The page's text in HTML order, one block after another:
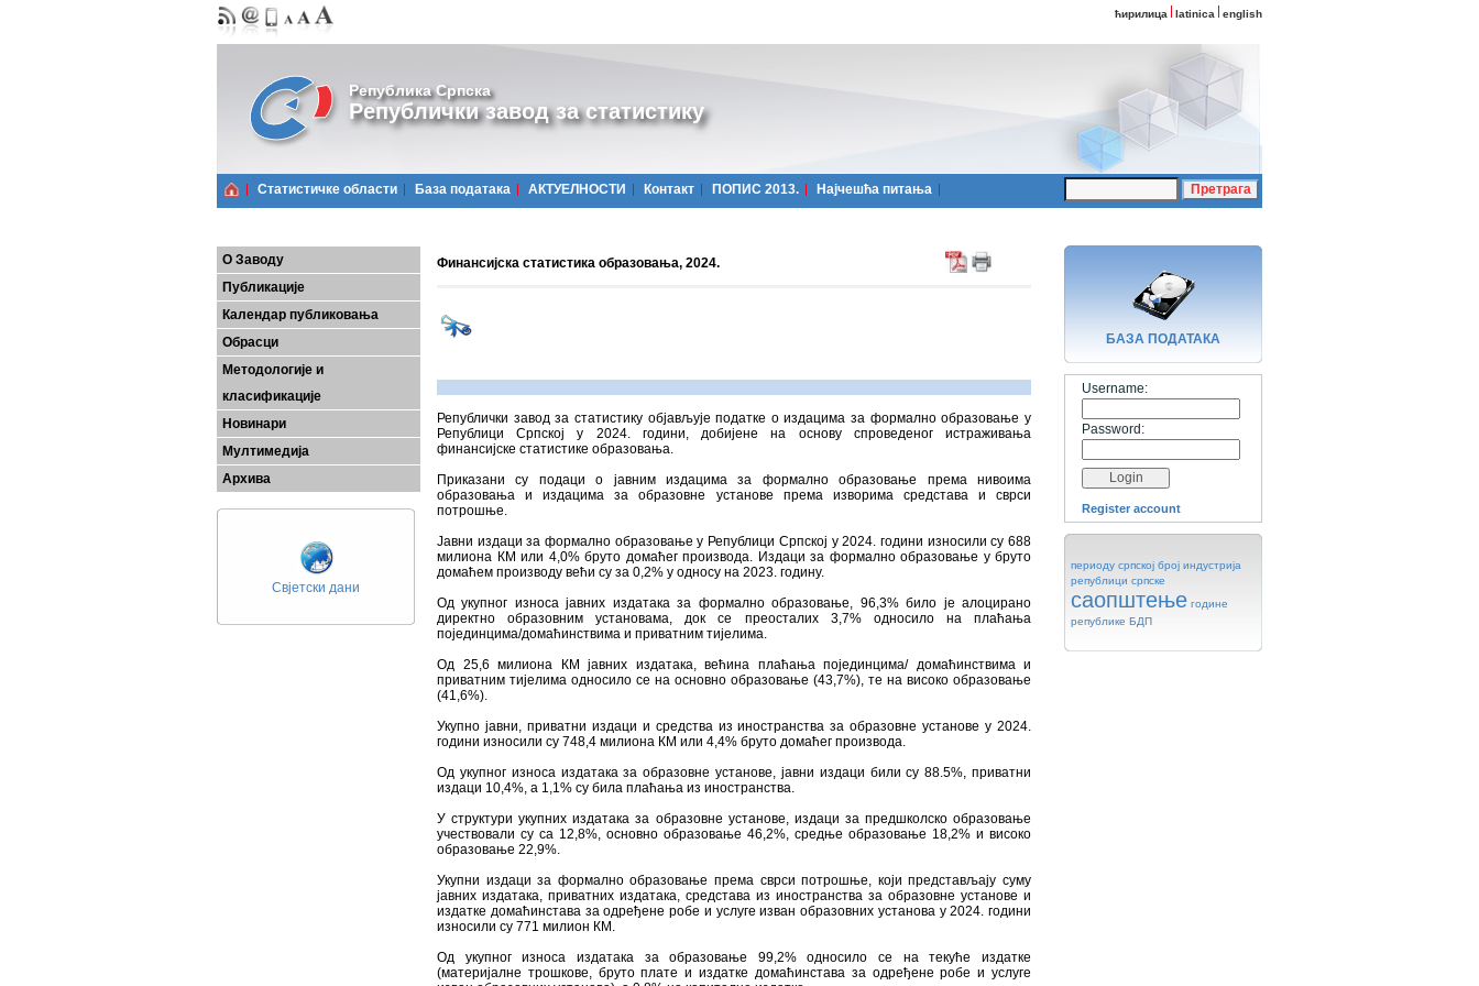
ћирилица latinica english
Република Српска
Републички завод за статистику
Статистичке области Базa података АКТУЕЛНОСТИ Контакт ПОПИС 2013. Најчешћa питања
О Заводу
Публикације
Календар публиковања
Обрасци
Методологије и
класификације
Новинари
Мултимедија
Архива
Свјетски дани
Финансијска статистика образовања, 2024.
Републички завод за статистику објављује податке о издацима за формално образовање у
Републици Српској у 2024. години, добијене на основу спроведеног истраживања
финансијске статистике образовања.
Приказани су подаци о јавним издацима за формално образовање према нивоима
образовања и издацима за образовне установе према изворима средстава и сврси
потрошње.
Јавни издаци за формално образовање у Републици Српској у 2024. години износили су 688
милиона КМ или 4,0% бруто домаћег производа. Издаци за формално образовање у бруто
домаћем производу већи су за 0,2% у односу на 2023. годину.
Од укупног износа јавних издатака за формално образовање, 96,3% било је алоцирано
директно образовним установама, док се преосталих 3,7% oдносило на плаћања
појединцима/домаћинствима и привaтним тијелима.
Од 25,6 милиона КМ јавних издатака, већина плаћања појединцима/ домаћинствима и
приватним тијелима односило се на основно образовање (43,7%), те на високо образовање
(41,6%).
Укупно јавни, приватни издаци и средства из иностранства за образовне установе у 2024.
години износили су 748,4 милиона КМ или 4,4% бруто домаћег производа.
Од укупног износа издатака за образовне установе, јавни издаци били су 88.5%, приватни
издаци 10,4%, а 1,1% су била плаћања из иностранства.
У структури укупних издатака за образовне установе, издаци за предшколско образовање
учествовали су са 12,8%, основно образовањe 46,2%, средње образовање 18,2% и високо
образовање 22,9%.
Укупни издаци за формално образовање према сврси потрошње, који представљају суму
јавних издатака, приватних издатака, средстава из иностранства за образовне установе и
издатке домаћинстава за одређене робе и услуге изван образовних установа у 2024. години
износили су 771 милион КМ.
Од укупног износа издатака за образовање 99,2% односило се на текуће издатке
(материјалне трошкове, бруто плате и издатке домаћинстава за одређене робе и услуге
БАЗA ПОДАТАКА
Username:
Password:
Register account
периоду српској број индустрија
републици српске
саопштење године
републике БДП